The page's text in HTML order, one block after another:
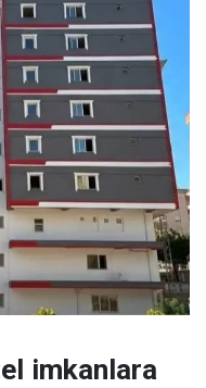
imkanlara